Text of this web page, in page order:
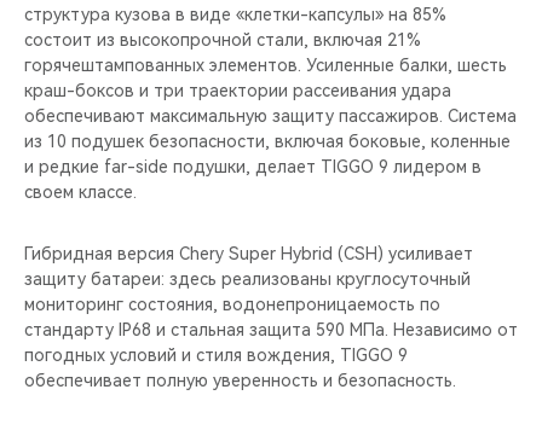
структура кузова в виде «клетки-капсулы» на 85%
состоит из высокопрочной стали, включая 21%
горячештампованных элементов. Усиленные балки, шесть
краш-боксов и три траектории рассеивания удара
обеспечивают максимальную защиту пассажиров. Система
из 10 подушек безопасности, включая боковые, коленные
и редкие far-side подушки, делает TIGGO 9 лидером в
своем классе.
Гибридная версия Chery Super Hybrid (CSH) усиливает
защиту батареи: здесь реализованы круглосуточный
мониторинг состояния, водонепроницаемость по
стандарту IP68 и стальная защита 590 МПа. Независимо от
погодных условий и стиля вождения, TIGGO 9
обеспечивает полную уверенность и безопасность.